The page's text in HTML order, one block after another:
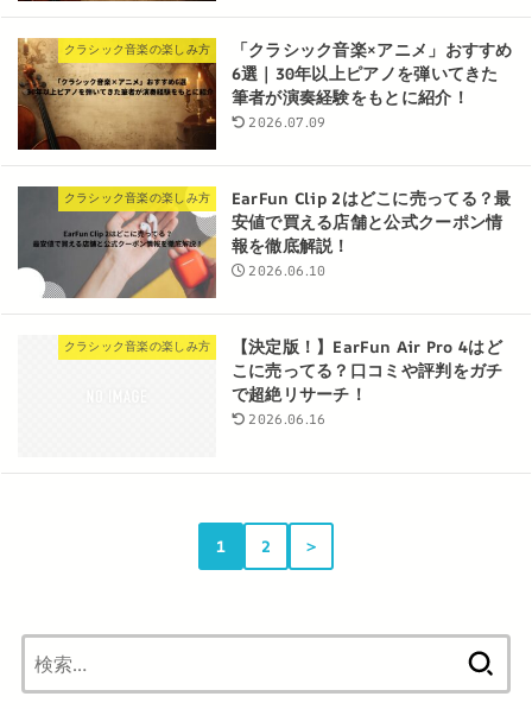
クラシック音楽の楽しみ方
「クラシック音楽×アニメ」おすすめ
6選｜30年以上ピアノを弾いてきた
筆者が演奏経験をもとに紹介！
2026.07.09
クラシック音楽の楽しみ方
EarFun Clip 2はどこに売ってる？最
安値で買える店舗と公式クーポン情
報を徹底解説！
2026.06.10
クラシック音楽の楽しみ方
【決定版！】EarFun Air Pro 4はど
こに売ってる？口コミや評判をガチ
で超絶リサーチ！
2026.06.16
1 2 ＞